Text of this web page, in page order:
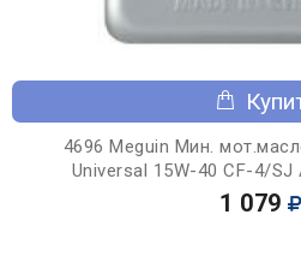
4696 Meguin Мин.
Universal 15W-40 CF-4/
1 079